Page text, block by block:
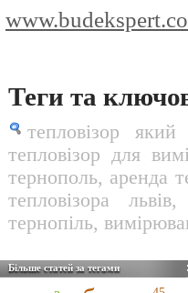
Теги та
тепловізор
тепловізор для
тернополь, аренда
тепловізора львів,
тернопіль,
Більше статей за тегами